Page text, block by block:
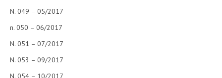
N. 049 – 05/2017
n. 050 – 06/2017
N. 051 – 07/2017
N. 053 – 09/2017
N. 054 – 10/2017